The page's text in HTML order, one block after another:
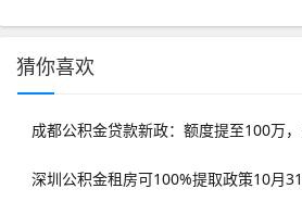
猜你喜欢
深圳公积金租房可100%提取政策10月